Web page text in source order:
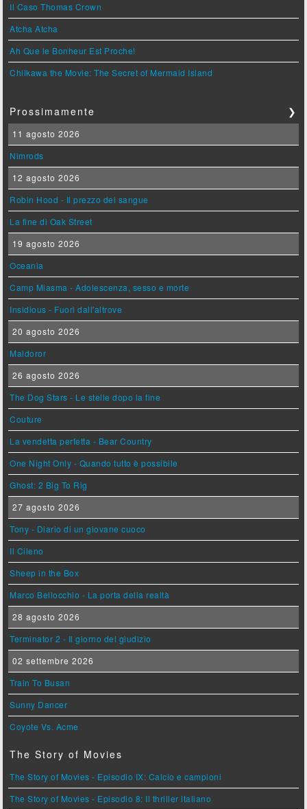
Il Caso Thomas Crown
Atcha Atcha
Ah Que le Bonheur Est Proche!
Chiikawa the Movie: The Secret of Mermaid Island
Prossimamente ❯
11 agosto 2026
Nimrods
12 agosto 2026
Robin Hood - Il prezzo del sangue
La fine di Oak Street
19 agosto 2026
Oceania
Camp Miasma - Adolescenza, sesso e morte
Insidious - Fuori dall'altrove
20 agosto 2026
Maldoror
26 agosto 2026
The Dog Stars - Le stelle dopo la fine
Couture
La vendetta perfetta - Bear Country
One Night Only - Quando tutto è possibile
Ghost: 2 Big To Rig
27 agosto 2026
Tony - Diario di un giovane cuoco
Il Cileno
Sheep in the Box
Marco Bellocchio - La porta della realtà
28 agosto 2026
Terminator 2 - Il giorno del giudizio
02 settembre 2026
Train To Busan
Sunny Dancer
Coyote Vs. Acme
The Story of Movies
The Story of Movies - Episodio IX: Calcio e campioni
The Story of Movies - Episodio 8: Il thriller italiano